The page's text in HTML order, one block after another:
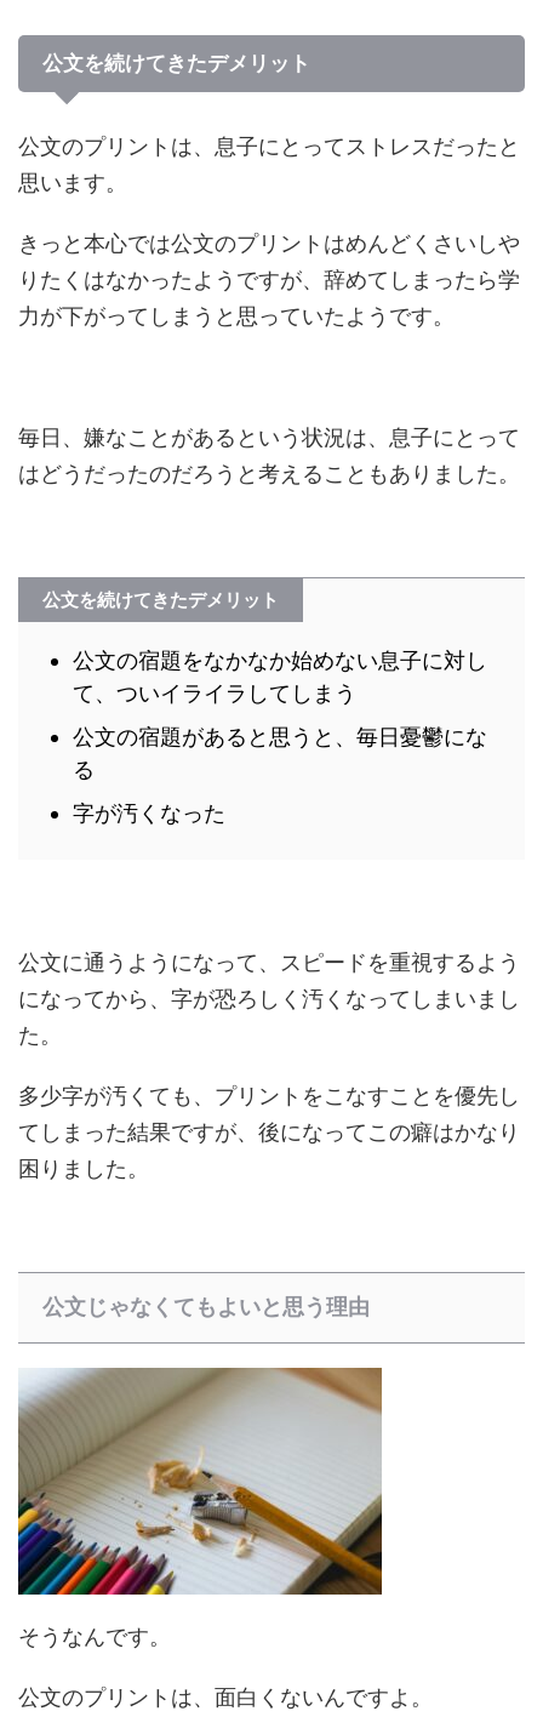
公文を続けてきたデメリット
公文のプリントは、息子にとってストレスだったと
思います。
きっと本心では公文のプリントはめんどくさいしや
りたくはなかったようですが、辞めてしまったら学
力が下がってしまうと思っていたようです。
毎日、嫌なことがあるという状況は、息子にとって
はどうだったのだろうと考えることもありました。
公文を続けてきたデメリット
公文の宿題をなかなか始めない息子に対し
て、ついイライラしてしまう
公文の宿題があると思うと、毎日憂鬱にな
る
字が汚くなった
公文に通うようになって、スピードを重視するよう
になってから、字が恐ろしく汚くなってしまいまし
た。
多少字が汚くても、プリントをこなすことを優先し
てしまった結果ですが、後になってこの癖はかなり
困りました。
公文じゃなくてもよいと思う理由
そうなんです。
公文のプリントは、面白くないんですよ。